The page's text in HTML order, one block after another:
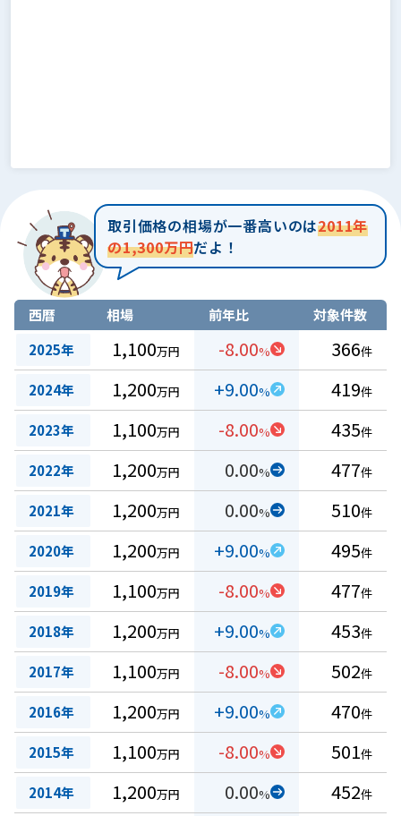
取引価格の相場が一番高いのは2011年
の1,300万円だよ！
西暦 相場 前年比
対象件数
2025年
1,100万円 -8.00% 366件
2024年 1,200万円 +9.00% 419件
2023年 1,100万円 -8.00% 435件
2022年 1,200万円 0.00% 477件
2021年 1,200万円 0.00% 510件
2020年 1,200万円 +9.00% 495件
2019年 1,100万円 -8.00% 477件
2018年 1,200万円 +9.00% 453件
2017年 1,100万円 -8.00% 502件
2016年 1,200万円 +9.00% 470件
2015年 1,100万円 -8.00% 501件
2014年 1,200万円 0.00% 452件